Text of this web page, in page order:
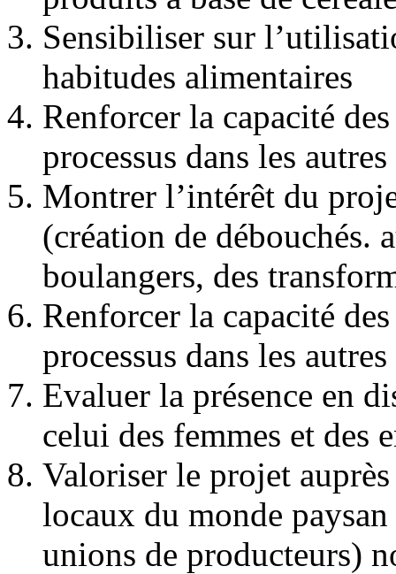
Sensibiliser sur
habitudes alimentaires
Renforcer la capacité
processus dans les
Montrer l’intérêt du
(création de débouchés.
boulangers, des
Renforcer la capacité
processus dans les
Evaluer la présence en
celui des femmes et des
Valoriser le projet
locaux du monde
unions de producteurs)